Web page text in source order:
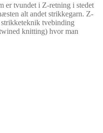
er tvundet i Z-retning i stedet
alt andet strikkegarn. Z-
tvebinding
knitting) hvor man